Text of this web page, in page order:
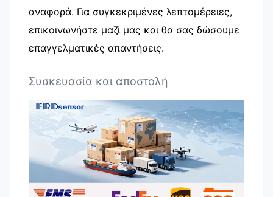
αναφορά. Για συγκεκριμένες λεπτομέρειες,
επικοινωνήστε μαζί μας και θα σας δώσουμε
επαγγελματικές απαντήσεις.
Συσκευασία και αποστολή